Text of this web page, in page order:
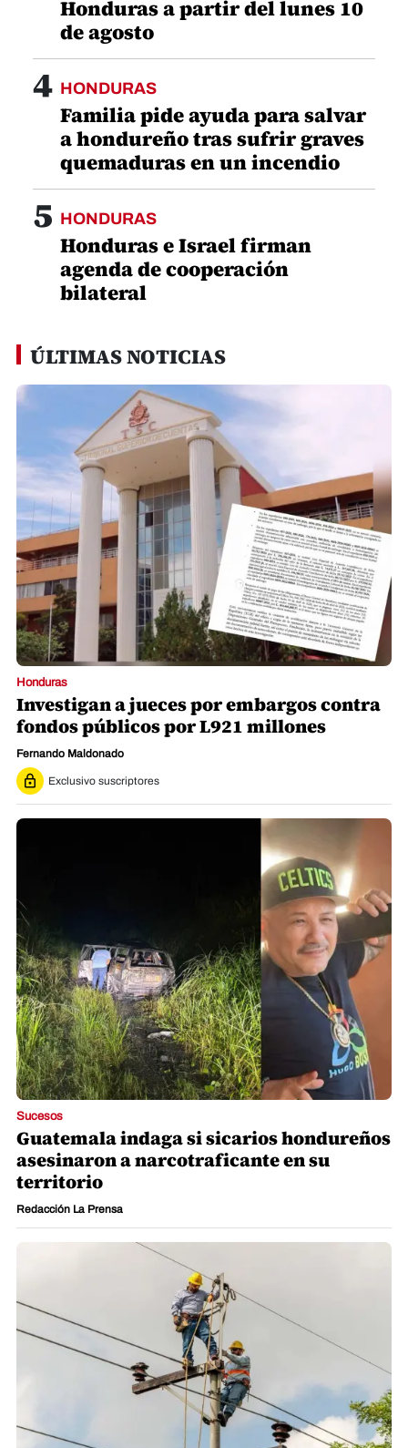
Honduras a partir del lunes 10
de agosto
4 HONDURAS
Familia pide ayuda para salvar
a hondureño tras sufrir graves
quemaduras en un incendio
5 HONDURAS
Honduras e Israel firman
agenda de cooperación
bilateral
ÚLTIMAS NOTICIAS
Honduras
Investigan a jueces por embargos contra
fondos públicos por L921 millones
Fernando Maldonado
Exclusivo suscriptores
Sucesos
Guatemala indaga si sicarios hondureños
asesinaron a narcotraficante en su
territorio
Redacción La Prensa